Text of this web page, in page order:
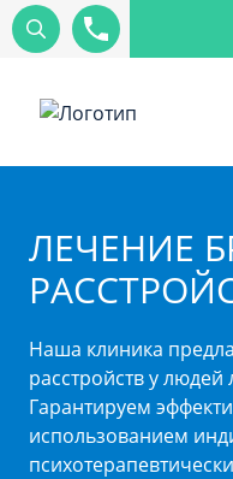
ЛЕЧЕНИЕ
Наша клиника
расстройств у людей
Гарантируем
использованием